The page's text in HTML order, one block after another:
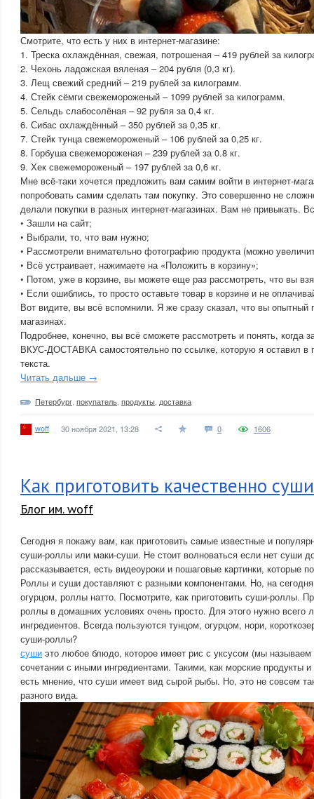
Смотрите, что есть у них в интернет-магазине:
1. Треска охлаждённая, свежая, потрошеная – 419 рублей за
2. Чехонь ладожская вяленая – 204 рубля (0,3 кг).
3. Лещ свежий средний – 219 рублей за килограмм.
4. Стейк сёмги свежемороженый – 1099 рублей за килограмм.
5. Сельдь слабосолёная – 92 рубля за 0,4 кг.
6. Сибас охлаждённый – 350 рублей за 0,35 кг.
7. Стейк тунца свежемороженый – 106 рублей за 0,25 кг.
8. Горбуша свежемороженая – 239 рублей за 0.8 кг.
9. Хек свежемороженый – 197 рублей за 0,6 кг.
Мне всё-таки хочется предложить вам самим войти в интернет-
попробовать самим сделать там покупку. Это совершенно не
делали покупки в разных интернет-магазинах. Вам не привыкать.
• Зашли на сайт;
• Выбрали, то, что вам нужно;
• Рассмотрели внимательно фотографию продукта (можно
• Всё устраивает, нажимаете на «Положить в корзину»;
• Потом, уже в корзине, вы можете еще раз рассмотреть, что вы
• Если ошиблись, то просто оставьте товар в корзине и не
Вот видите, вы всё вспомнили. Я же сразу сказал, что вы опытный
магазинах.
Подробнее, конечно, вы всё сможете рассмотреть и понять, когда
ВКУС-ДОСТАВКА самостоятельно по ссылке, которую я оставил в
текста.
Читать дальше →
Петербург покупатель продукты доставка
woff 30 ноября 2021, 13:28 0 1606
Как приготовить качественно
Блог им. woff
Сегодня я покажу вам, как приготовить самые известные и
суши-роллы или маки-суши. Не стоит волноваться если нет суши
рассказывается, есть видеоуроки и пошаговые картинки, которые
Роллы и суши доставляют с разными компонентами. Но, на
огурцом, роллы натто. Посмотрите, как приготовить суши-роллы.
роллы в домашних условиях очень просто. Для этого нужно всего
ингредиентов. Всегда пользуются тунцом, огурцом, нори,
суши-роллы?
суши это любое блюдо, которое имеет рис с уксусом (мы
сочетании с иными ингредиентами. Такими, как морские продукты
есть мнение, что суши имеет вид сырой рыбы. Но, это не совсем
разного вида.